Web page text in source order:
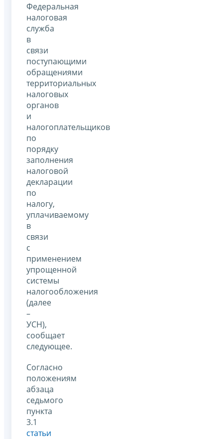
Федеральная
налоговая
служба
в
связи
поступающими
обращениями
территориальных
налоговых
органов
и
налогоплательщиков
по
порядку
заполнения
налоговой
декларации
по
налогу,
уплачиваемому
в
связи
с
применением
упрощенной
системы
налогообложения
(далее
–
УСН),
сообщает
следующее.
Согласно
положениям
абзаца
седьмого
пункта
3.1
статьи